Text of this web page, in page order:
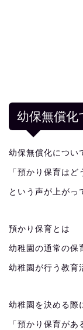
幼保無償化
幼保無償化につい
「預かり保育はど
という声が上がっ
預かり保育とは
幼稚園の通常の保
幼稚園が行う教育
幼稚園を決める際
「預かり保育があ